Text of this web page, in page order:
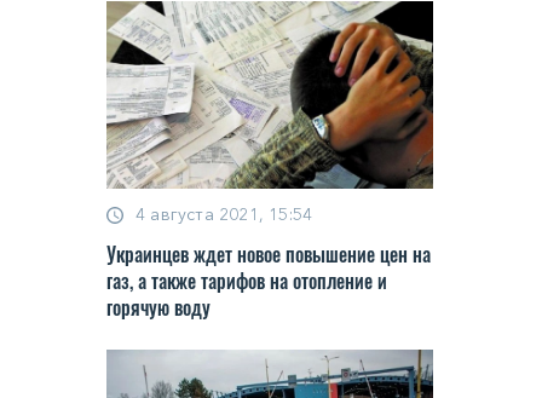
4 августа 2021, 15:54
Украинцев ждет новое повышение цен на
газ, а также тарифов на отопление и
горячую воду